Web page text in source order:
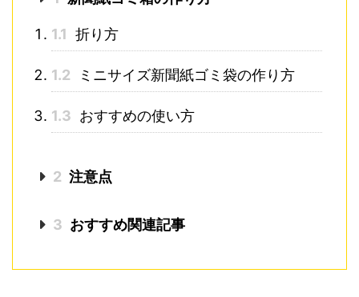
1.1 折り方
1.2 ミニサイズ新聞紙ゴミ袋の作り方
1.3 おすすめの使い方
2 注意点
3 おすすめ関連記事